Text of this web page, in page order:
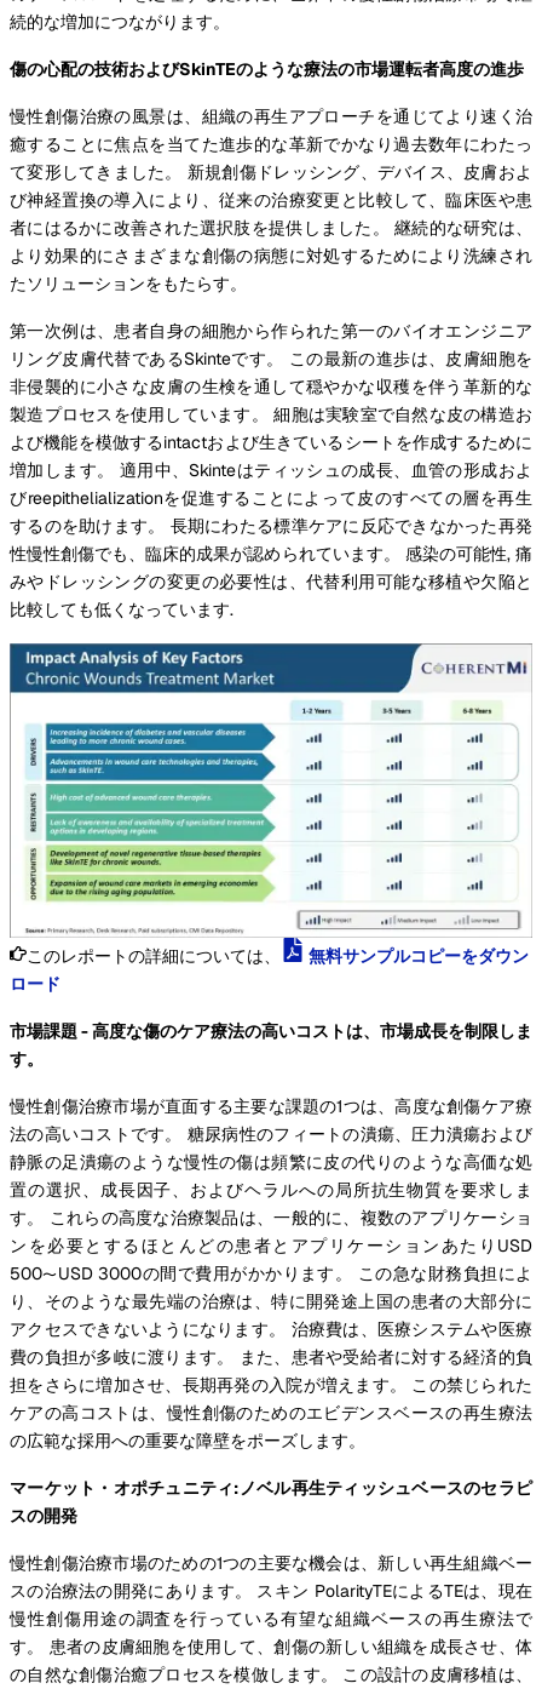
続的な増加につながります。
傷の心配の技術およびSkinTEのような療法の市場運転者高度の進歩
慢性創傷治療の風景は、組織の再生アプローチを通じてより速く治
癒することに焦点を当てた進歩的な革新でかなり過去数年にわたっ
て変形してきました。 新規創傷ドレッシング、デバイス、皮膚およ
び神経置換の導入により、従来の治療変更と比較して、臨床医や患
者にはるかに改善された選択肢を提供しました。 継続的な研究は、
より効果的にさまざまな創傷の病態に対処するためにより洗練され
たソリューションをもたらす。
第一次例は、患者自身の細胞から作られた第一のバイオエンジニア
リング皮膚代替であるSkinteです。 この最新の進歩は、皮膚細胞を
非侵襲的に小さな皮膚の生検を通して穏やかな収穫を伴う革新的な
製造プロセスを使用しています。 細胞は実験室で自然な皮の構造お
よび機能を模倣するintactおよび生きているシートを作成するために
増加します。 適用中、Skinteはティッシュの成長、血管の形成およ
びreepithelializationを促進することによって皮のすべての層を再生
するのを助けます。 長期にわたる標準ケアに反応できなかった再発
性慢性創傷でも、臨床的成果が認められています。 感染の可能性, 痛
みやドレッシングの変更の必要性は、代替利用可能な移植や欠陥と
比較しても低くなっています.
このレポートの詳細については、
無料サンプルコピーをダウン
ロード
市場課題 - 高度な傷のケア療法の高いコストは、市場成長を制限しま
す。
慢性創傷治療市場が直面する主要な課題の1つは、高度な創傷ケア療
法の高いコストです。 糖尿病性のフィートの潰瘍、圧力潰瘍および
静脈の足潰瘍のような慢性の傷は頻繁に皮の代りのような高価な処
置の選択、成長因子、およびヘラルへの局所抗生物質を要求しま
す。 これらの高度な治療製品は、一般的に、複数のアプリケーショ
ンを必要とするほとんどの患者とアプリケーションあたりUSD
500〜USD 3000の間で費用がかかります。 この急な財務負担によ
り、そのような最先端の治療は、特に開発途上国の患者の大部分に
アクセスできないようになります。 治療費は、医療システムや医療
費の負担が多岐に渡ります。 また、患者や受給者に対する経済的負
担をさらに増加させ、長期再発の入院が増えます。 この禁じられた
ケアの高コストは、慢性創傷のためのエビデンスベースの再生療法
の広範な採用への重要な障壁をポーズします。
マーケット・オポチュニティ:ノベル再生ティッシュベースのセラピ
スの開発
慢性創傷治療市場のための1つの主要な機会は、新しい再生組織ベー
スの治療法の開発にあります。 スキン PolarityTEによるTEは、現在
慢性創傷用途の調査を行っている有望な組織ベースの再生療法で
す。 患者の皮膚細胞を使用して、創傷の新しい組織を成長させ、体
の自然な創傷治癒プロセスを模倣します。 この設計の皮膚移植は、